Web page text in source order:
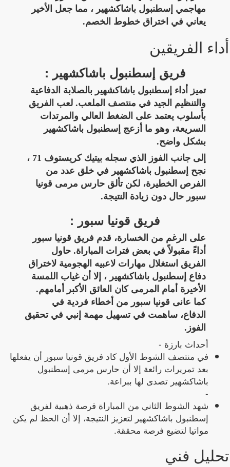
مهاجمي إسطنبول باشاكشهير ، مما جعل الأخير
يعاني في اختراق خطوط الخصم.
أداء الفريقين
فريق إسطنبول باشاكشهير :
تميز أداء إسطنبول باشاكشهير بالصلابة الدفاعية
والتنظيم الجيد في منتصف الملعب. لعب الفريق
بأسلوب يعتمد على الضغط العالي والمرتدات
السريعة، وهو ما أزعج إسطنبول باشاكشهير
بشكل واضح.
إلى جانب الفوز الذي سجله بيتيك كريستوف 71 ،
نجح إسطنبول باشاكشهير في خلق عدد من
الفرص الخطيرة، لكن تألق حارس مرمى قونيا
سبور حال دون زيادة النتيجة.
فريق قونيا سبور :
على الرغم من الخسارة، قدم فريق قونيا سبور
أداءً مقبولاً في بعض فترات المباراة. حاول
الفريق استغلال مهارات لاعبيه الهجومية لاختراق
دفاع إسطنبول باشاكشهير ، إلا أن غياب اللمسة
الأخيرة أمام المرمى كان العائق الأكبر أمامهم.
كما عانى قونيا سبور من أخطاء فردية في
الدفاع، ساهمت في تسهيل مهمة إنبي في تحقيق
الفوز.
أحداث بارزة -
في منتصف الشوط الأول كاد فريق قونيا سبور أن يفعلها
بعد تمريرات رائعة إلا أن حارس مرمى إسطنبول
باشاكشهير تصدى لها ببراعة.
-
شهد الشوط الثاني من المباراة فرصة ذهبية لفريق
إسطنبول باشاكشهير لتعزيز النتيجة، إلا أن الحظ لم يكن
مواتيا لتضيع فرصة محققة.
تحليل فني